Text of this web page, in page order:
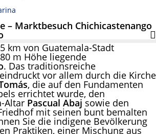
– Marktbesuch Chichicastenango
km von Guatemala-Stadt
m Höhe liegende
. Das traditionsreiche
vor allem durch die Kirche
, die auf den Fundamenten
errichtet wurde, den
Altar Pascual Abaj sowie den
mit seinen bunt bemalten
Sie die indigene Bevölkerung
Praktiken, einer Mischung aus